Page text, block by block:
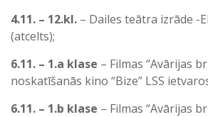
4.11. – 12.kl. – Dailes teātra izrāde -
(atcelts);
6.11. – 1.a klase – Filmas “Avārijas
noskatīšanās kino “Bize” LSS
6.11. – 1.b klase – Filmas “Avārijas